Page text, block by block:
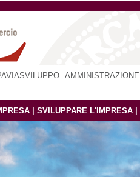
SVILUPPARE L'IMPRESA